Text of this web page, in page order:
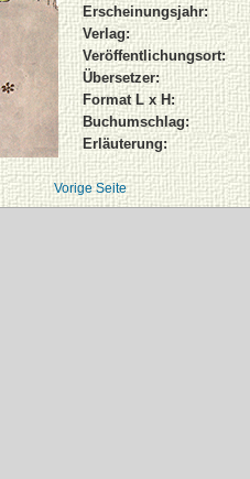
Erscheinungsjahr:
Verlag:
Veröffentlichungsort:
Übersetzer:
Format L x H:
Buchumschlag:
Erläuterung:
Vorige Seite